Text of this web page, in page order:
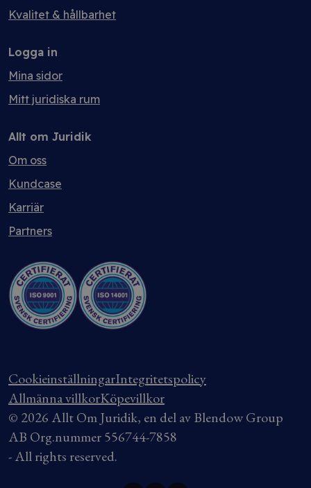
Kvalitet & hållbarhet
Logga in
Mina sidor
Mitt juridiska rum
Allt om Juridik
Om oss
Kundcase
Karriär
Partners
CookieinställningarIntegritetspolicy
Allmänna villkorKöpevillkor
© 2026 Allt Om Juridik, en del av Blendow Group
AB Org.nummer 556744-7858
- All rights reserved.